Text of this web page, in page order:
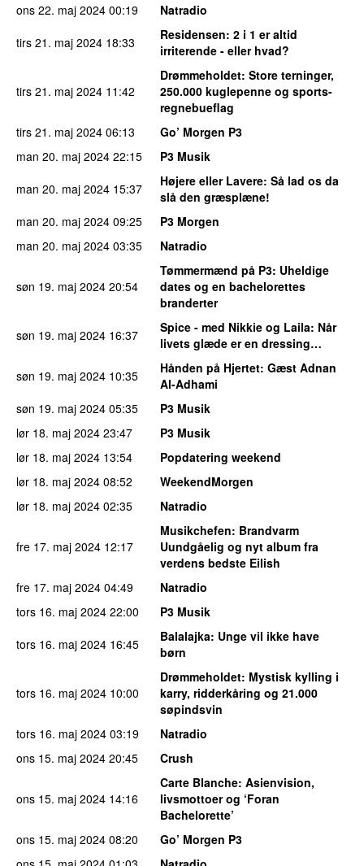
ons 22. maj 2024 00:19
Natradio
tirs 21. maj 2024 18:33 Residensen: 2 i 1 er altid
irriterende - eller hvad?
tirs 21. maj 2024 11:42
Drømmeholdet: Store terninger,
250.000 kuglepenne og sports-
regnebueflag
tirs 21. maj 2024 06:13
Go’ Morgen P3
man 20. maj 2024 22:15
P3 Musik
man 20. maj 2024 15:37 Højere eller Lavere: Så lad os da
slå den græsplæne!
man 20. maj 2024 09:25
P3 Morgen
man 20. maj 2024 03:35 Natradio
søn 19. maj 2024 20:54
Tømmermænd på P3: Uheldige
dates og en bachelorettes
branderter
søn 19. maj 2024 16:37 Spice - med Nikkie og Laila: Når
livets glæde er en dressing…
søn 19. maj 2024 10:35 Hånden på Hjertet: Gæst Adnan
Al-Adhami
søn 19. maj 2024 05:35
P3 Musik
lør 18. maj 2024 23:47
P3 Musik
lør 18. maj 2024 13:54
Popdatering weekend
lør 18. maj 2024 08:52
WeekendMorgen
lør 18. maj 2024 02:35 Natradio
fre 17. maj 2024 12:17
Musikchefen: Brandvarm
Uundgåelig og nyt album fra
verdens bedste Eilish
fre 17. maj 2024 04:49
Natradio
tors 16. maj 2024 22:00
P3 Musik
tors 16. maj 2024 16:45 Balalajka: Unge vil ikke have
børn
tors 16. maj 2024 10:00
Drømmeholdet: Mystisk kylling i
karry, ridderkåring og 21.000
søpindsvin
tors 16. maj 2024 03:19
Natradio
ons 15. maj 2024 20:45 Crush
ons 15. maj 2024 14:16
Carte Blanche: Asienvision,
livsmottoer og ‘Foran
Bachelorette’
ons 15. maj 2024 08:20
Go’ Morgen P3